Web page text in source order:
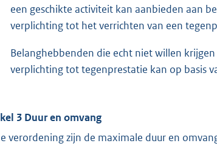
een geschikte activiteit kan aanbieden aan
verplichting tot het verrichten van een
Belanghebbenden die echt niet willen
verplichting tot tegenprestatie kan op basis
3 Duur en omvang
verordening zijn de maximale duur en